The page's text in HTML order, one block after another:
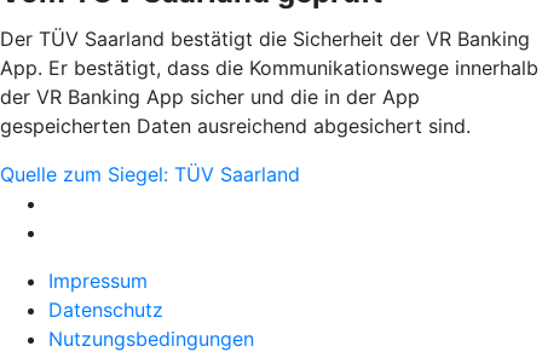
Der TÜV Saarland bestätigt die Sicherheit der VR Banking
App. Er bestätigt, dass die Kommunikationswege innerhalb
der VR Banking App sicher und die in der App
gespeicherten Daten ausreichend abgesichert sind.
Quelle zum Siegel: TÜV Saarland
Impressum
Datenschutz
Nutzungsbedingungen